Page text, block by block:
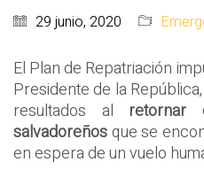
29 junio, 2020
El Plan de Repatriación
Presidente de la
resultados al
salvadoreñosque se
en espera de un vuelo